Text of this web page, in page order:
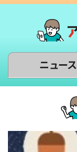
ニュース